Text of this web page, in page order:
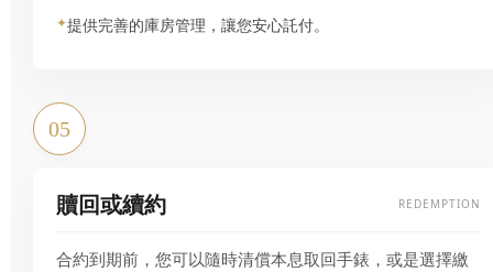
提供完善的庫房管理，讓您安心託付。
05
贖回或續約 REDEMPTION
合約到期前，您可以隨時清償本息取回手錶，或是選擇繳